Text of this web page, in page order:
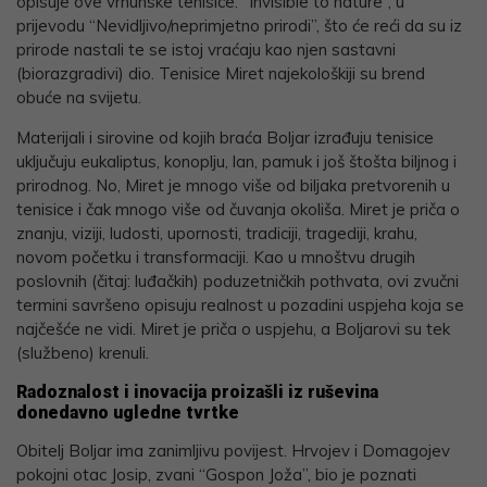
prijevodu “Nevidljivo/neprimjetno prirodi”, što će reći da su iz
prirode nastali te se istoj vraćaju kao njen sastavni
(biorazgradivi) dio. Tenisice Miret najekološkiji su brend
obuće na svijetu.
Materijali i sirovine od kojih braća Boljar izrađuju tenisice
uključuju eukaliptus, konoplju, lan, pamuk i još štošta biljnog i
prirodnog. No, Miret je mnogo više od biljaka pretvorenih u
tenisice i čak mnogo više od čuvanja okoliša. Miret je priča o
znanju, viziji, ludosti, upornosti, tradiciji, tragediji, krahu,
novom početku i transformaciji. Kao u mnoštvu drugih
poslovnih (čitaj: luđačkih) poduzetničkih pothvata, ovi zvučni
termini savršeno opisuju realnost u pozadini uspjeha koja se
najčešće ne vidi. Miret je priča o uspjehu, a Boljarovi su tek
(službeno) krenuli.
Radoznalost i inovacija proizašli iz ruševina
donedavno ugledne tvrtke
Obitelj Boljar ima zanimljivu povijest. Hrvojev i Domagojev
pokojni otac Josip, zvani “Gospon Joža”, bio je poznati